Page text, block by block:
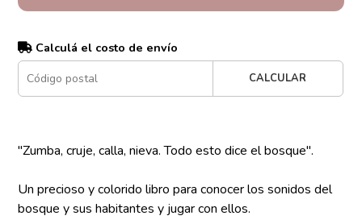
Calculá el costo de envío
CALCULAR
"Zumba, cruje, calla, nieva. Todo esto dice el bosque".
Un precioso y colorido libro para conocer los sonidos del
bosque y sus habitantes y jugar con ellos.